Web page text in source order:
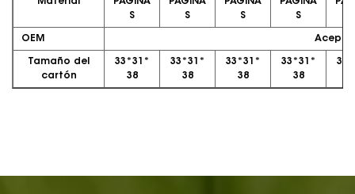
S
S
S
S
OEM
Tamaño del
cartón
33*31*
38
33*31*
38
33*31*
38
33*31*
38